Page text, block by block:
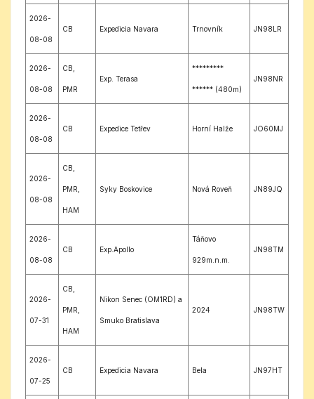
2026-
08-08
CB Expedicia Navara Trnovník JN98LR
2026-
08-08
CB,
PMR
Exp. Terasa
*********
****** (480m)
JN98NR
2026-
08-08
CB Expedice Tetřev Horní Halže JO60MJ
2026-
08-08
CB,
PMR,
HAM
Syky Boskovice Nová Roveň JN89JQ
2026-
08-08
CB Exp.Apollo
Táňovo
929m.n.m.
JN98TM
2026-
07-31
CB,
PMR,
HAM
Nikon Senec (OM1RD) a
Smuko Bratislava
2024 JN98TW
2026-
07-25
CB Expedicia Navara Bela JN97HT